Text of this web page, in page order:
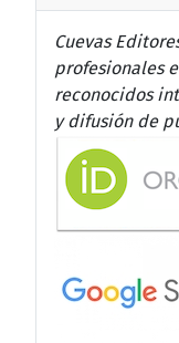
Cuevas
profesionales
reconocidos
y difusión de